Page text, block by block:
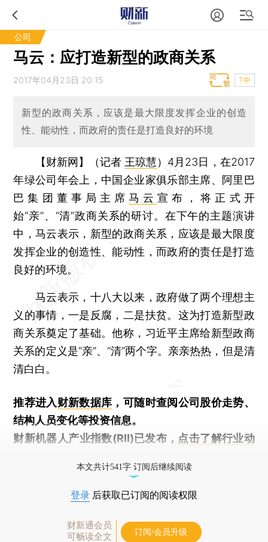
公司
马云：应打造新型的政商关系
2017年04月23日 20:15 T中
新型的政商关系，应该是最大限度发挥企业的创造
性、能动性，而政府的责任是打造良好的环境
【财新网】（记者 王琼慧） 4月23日，在2017
年绿公司年会上，中国企业家俱乐部主席、阿里巴
巴集团董事局主席 马云宣布，将正式开
始“亲”、“清”政商关系的研讨。在下午的主题演讲
中，马云表示，新型的政商关系，应该是最大限度
发挥企业的创造性、能动性，而政府的责任是打造
良好的环境。
马云表示，十八大以来，政府做了两个理想主
义的事情，一是反腐，二是扶贫。这为打造新型政
商关系奠定了基础。他称，习近平主席给新型政商
关系的定义是“亲”、“清”两个字。亲亲热热，但是清
清白白。
推荐进入财新数据库 ，可随时查阅公司股价走势、
结构人员变化等投资信息。
财新机器人产业指数(RII)已发布， 点击了解行业动
本文共计541字 订阅后继续阅读
登录 后获取已订阅的阅读权限
财新通会员
可畅读全文
订阅/会员升级